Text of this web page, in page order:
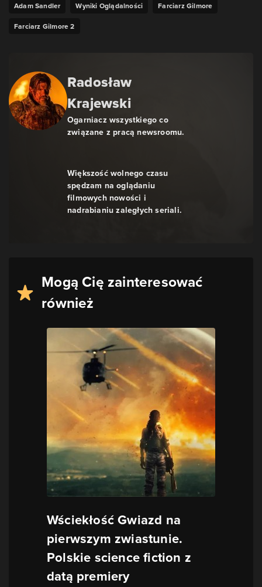
Adam Sandler
Wyniki Oglądalności
Farciarz Gilmore
Farciarz Gilmore 2
Radosław
Krajewski
Ogarniacz wszystkiego co
związane z pracą newsroomu.
Większość wolnego czasu
spędzam na oglądaniu
filmowych nowości i
nadrabianiu zaległych seriali.
Mogą Cię zainteresować
również
Wściekłość Gwiazd na
pierwszym zwiastunie.
Polskie science fiction z
datą premiery